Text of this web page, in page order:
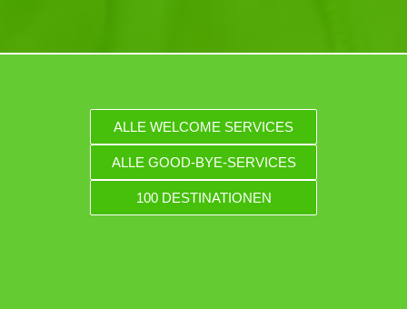
ALLE WELCOME SERVICES
ALLE GOOD-BYE-SERVICES
100 DESTINATIONEN